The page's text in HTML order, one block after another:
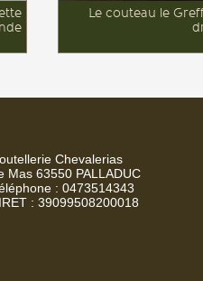
Le couteau le
Le couteau le
composé d'une lame
sont...
Chevalerias
Mas 63550 PALLADUC
: 0473514343
: 39099508200018